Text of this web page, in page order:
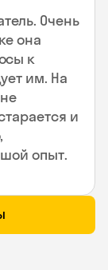
Очень
она
к
им. На
и
опыт.